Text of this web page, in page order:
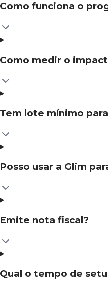
Como funciona o
Como medir o
Tem lote mínimo
Posso usar a Glim
Emite nota fiscal?
Qual o tempo de